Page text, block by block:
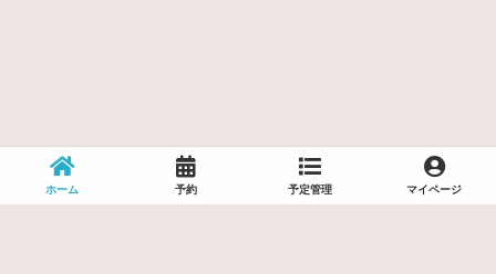
ホーム 予約 予定管理 マイページ